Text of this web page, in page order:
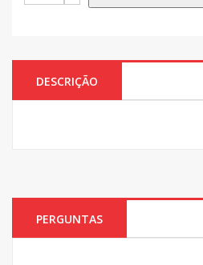
DESCRIÇÃO
PERGUNTAS